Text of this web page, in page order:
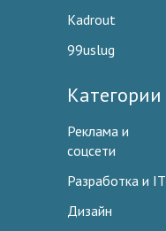
Kadrout
99uslug
Категории
Реклама и
соцсети
Разработка и IT
Дизайн